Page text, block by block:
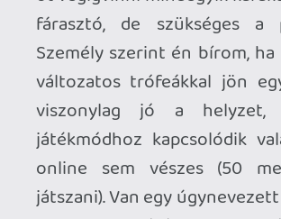
egy csomó mindent lehet venni, de
semmi olyat, ami komolyan befolyásolná
a gameplayt, vagy ne lehetne sima
játszással megszerezni idővel. A Warner
Bros. játéka egy arénába tereli a DC
Comics, Cartoon Network, HBO, Warner
és Turner karaktereit. Egyelőre 19
játszható figura van, többnyire ismert
nevek, Batman, Wonder Woman, Tapsi